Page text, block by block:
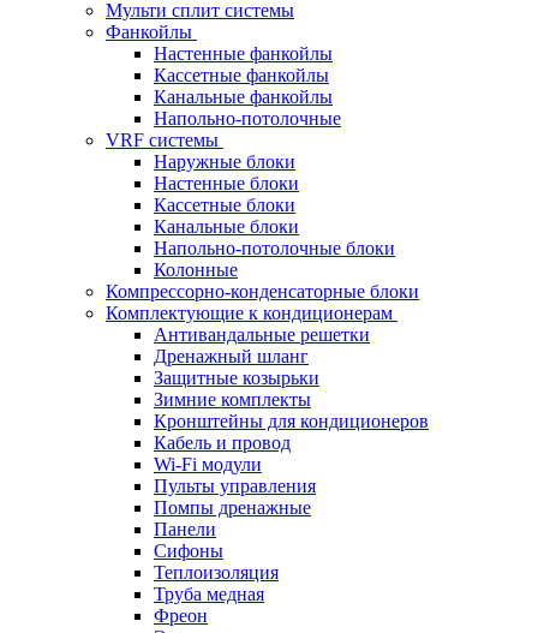
Мульти сплит системы
Фанкойлы
Настенные фанкойлы
Кассетные фанкойлы
Канальные фанкойлы
Напольно-потолочные
VRF системы
Наружные блоки
Настенные блоки
Кассетные блоки
Канальные блоки
Напольно-потолочные блоки
Колонные
Компрессорно-конденсаторные блоки
Комплектующие к кондиционерам
Антивандальные решетки
Дренажный шланг
Защитные козырьки
Зимние комплекты
Кронштейны для кондиционеров
Кабель и провод
Wi-Fi модули
Пульты управления
Помпы дренажные
Панели
Сифоны
Теплоизоляция
Труба медная
Фреон